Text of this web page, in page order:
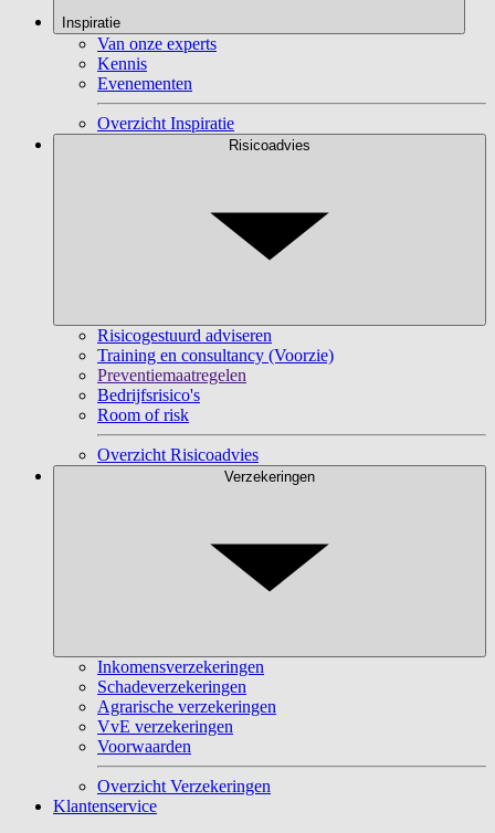
Inspiratie
Van onze experts
Kennis
Evenementen
Overzicht Inspiratie
Risicoadvies
Risicogestuurd adviseren
Training en consultancy (Voorzie)
Preventiemaatregelen
Bedrijfsrisico's
Room of risk
Overzicht Risicoadvies
Verzekeringen
Inkomensverzekeringen
Schadeverzekeringen
Agrarische verzekeringen
VvE verzekeringen
Voorwaarden
Overzicht Verzekeringen
Klantenservice